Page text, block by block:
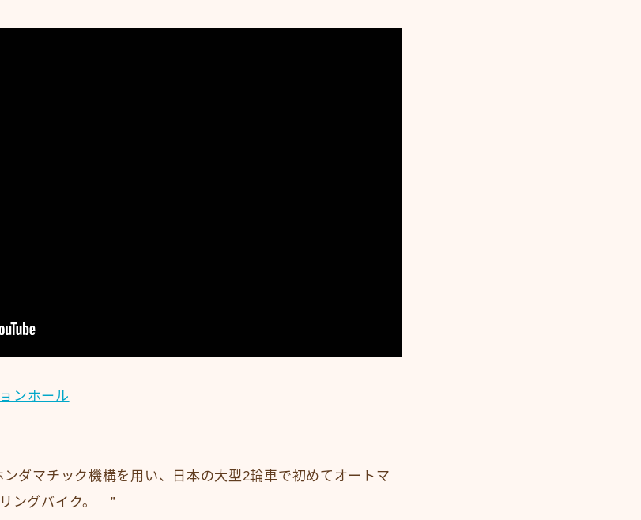
ンホール
ダマチック機構を用い、日本の大型2輪車で初めてオートマ
ングバイク。 ”